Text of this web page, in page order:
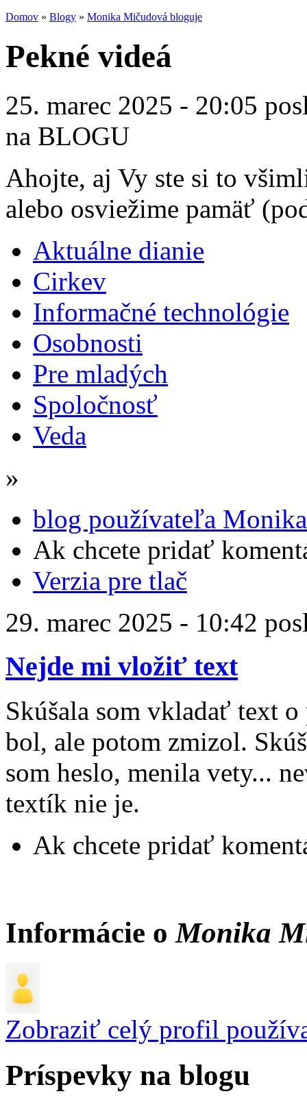
Domov » Blogy » Monika Mičudová bloguje
Pekné videá
25. marec 2025 - 20:05
na BLOGU
Ahojte, aj Vy ste si to
alebo osviežime pamäť
Aktuálne dianie
Cirkev
Informačné technológie
Osobnosti
Pre mladých
Spoločnosť
Veda
»
blog používateľa
Ak chcete pridať
Verzia pre tlač
29. marec 2025 - 10:42
Nejde mi vložiť text
Skúšala som vkladať text
bol, ale potom zmizol.
som heslo, menila vety...
textík nie je.
Ak chcete pridať
Informácie oMonika
Zobraziť celý profil
Príspevky na blogu